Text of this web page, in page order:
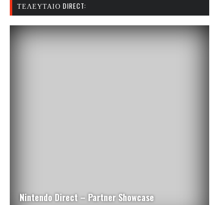
ΤΕΛΕΥΤΑΊΟ DIRECT:
Nintendo Direct – Partner Showcase